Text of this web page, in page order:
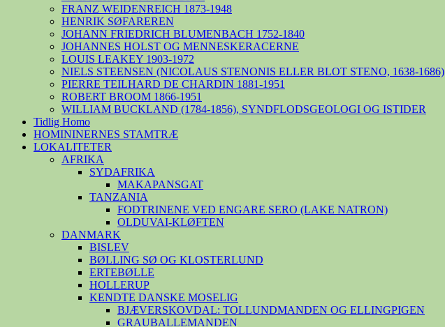
FRANZ WEIDENREICH 1873-1948
HENRIK SØFAREREN
JOHANN FRIEDRICH BLUMENBACH 1752-1840
JOHANNES HOLST OG MENNESKERACERNE
LOUIS LEAKEY 1903-1972
NIELS STEENSEN (NICOLAUS STENONIS ELLER BLOT STENO, 1638-1686)
PIERRE TEILHARD DE CHARDIN 1881-1951
ROBERT BROOM 1866-1951
WILLIAM BUCKLAND (1784-1856), SYNDFLODSGEOLOGI OG ISTIDER
Tidlig Homo
HOMININERNES STAMTRÆ
LOKALITETER
AFRIKA
SYDAFRIKA
MAKAPANSGAT
TANZANIA
FODTRINENE VED ENGARE SERO (LAKE NATRON)
OLDUVAI-KLØFTEN
DANMARK
BISLEV
BØLLING SØ OG KLOSTERLUND
ERTEBØLLE
HOLLERUP
KENDTE DANSKE MOSELIG
BJÆVERSKOVDAL: TOLLUNDMANDEN OG ELLINGPIGEN
GRAUBALLEMANDEN